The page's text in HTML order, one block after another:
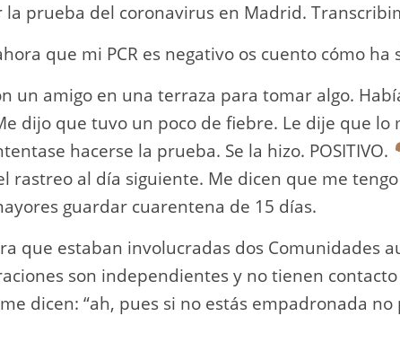
la prueba del coronavirus en Madrid.
que mi PCR es negativo os cuento cómo ha
un amigo en una terraza para tomar algo.
dijo que tuvo un poco de fiebre. Le dije que lo
hacerse la prueba. Se la hizo. POSITIVO.
rastreo al día siguiente. Me dicen que me
guardar cuarentena de 15 días.
que estaban involucradas dos Comunidades
son independientes y no tienen
dicen: “ah, pues si no estás empadronada